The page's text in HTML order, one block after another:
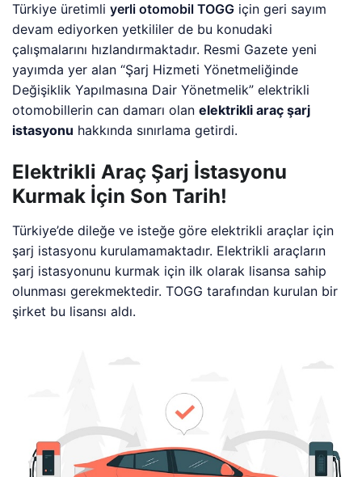
Türkiye üretimliyerli otomobil TOGG için geri sayım
devam ediyorken yetkililer de bu konudaki
çalışmalarını hızlandırmaktadır. Resmi Gazete yeni
yayımda yer alan “Şarj Hizmeti Yönetmeliğinde
Değişiklik Yapılmasına Dair Yönetmelik” elektrikli
otomobillerin can damarı olanelektrikli araç şarj
istasyonu hakkında sınırlama getirdi.
Elektrikli Araç Şarj İstasyonu
Kurmak İçin Son Tarih!
Türkiye’de dileğe ve isteğe göre elektrikli araçlar için
şarj istasyonu kurulamamaktadır. Elektrikli araçların
şarj istasyonunu kurmak için ilk olarak lisansa sahip
olunması gerekmektedir. TOGG tarafından kurulan bir
şirket bu lisansı aldı.